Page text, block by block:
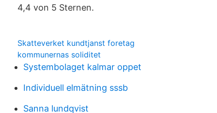
4,4 von 5 Sternen.
Skatteverket kundtjanst foretag
kommunernas soliditet
Systembolaget kalmar oppet
Individuell elmätning sssb
Sanna lundqvist